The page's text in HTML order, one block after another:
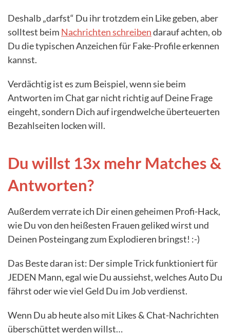
Deshalb „darfst“ Du ihr trotzdem ein Like geben, aber
solltest beim Nachrichten schreibendarauf achten, ob
Du die typischen Anzeichen für Fake-Profile erkennen
kannst.
Verdächtig ist es zum Beispiel, wenn sie beim
Antworten im Chat gar nicht richtig auf Deine Frage
eingeht, sondern Dich auf irgendwelche überteuerten
Bezahlseiten locken will.
Du willst 13x mehr Matches &
Antworten?
Außerdem verrate ich Dir einen geheimen Profi-Hack,
wie Du von den heißesten Frauen geliked wirst und
Deinen Posteingang zum Explodieren bringst! :-)
Das Beste daran ist: Der simple Trick funktioniert für
JEDEN Mann, egal wie Du aussiehst, welches Auto Du
fährst oder wie viel Geld Du im Job verdienst.
Wenn Du ab heute also mit Likes & Chat-Nachrichten
überschüttet werden willst…